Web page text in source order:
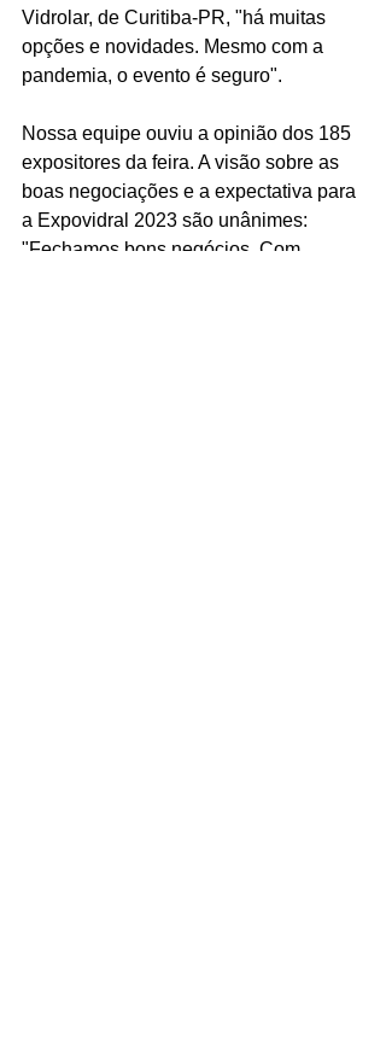
Vidrolar, de Curitiba-PR, "há muitas
opções e novidades. Mesmo com a
pandemia, o evento é seguro".
Nossa equipe ouviu a opinião dos 185
expositores da feira. A visão sobre as
boas negociações e a expectativa para
a Expovidral 2023 são unânimes:
"Fechamos bons negócios. Com